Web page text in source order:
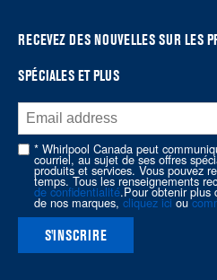
the
this
page
RECEVEZ DES NOUVELLES SUR LES
SPÉCIALES ET PLUS
* Whirlpool Canada peut
courriel, au sujet de ses offres
produits et services. Vous pouvez
temps. Tous les renseignements
de confidentialité.Pour obtenir plus
de nos marques,cliquez iciou
S'INSCRIRE